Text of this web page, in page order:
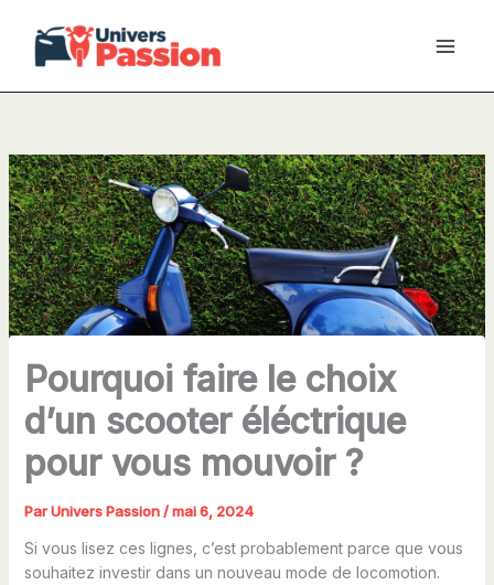
contenu
Pourquoi faire le choix
d’un scooter éléctrique
pour vous mouvoir ?
ParUnivers Passion/mai 6, 2024
Si vous lisez ces lignes, c’est probablement parce que vous
souhaitez investir dans un nouveau mode de locomotion.